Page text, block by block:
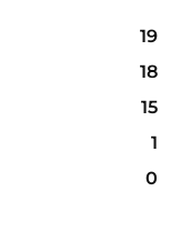
19
18
15
1
0